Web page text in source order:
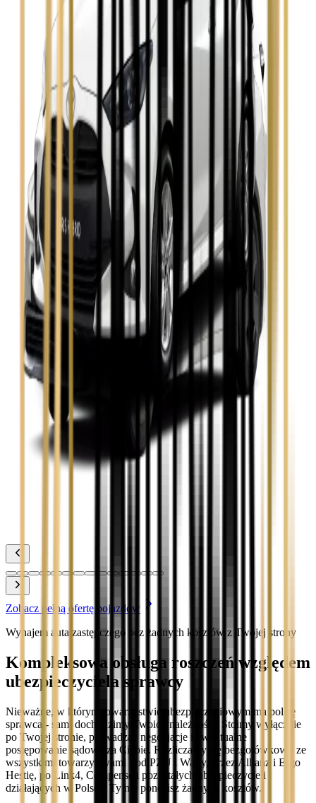
Opel Insignia
Seat Leon
Skoda Fabia
Zobacz
Skoda Kamiq
Zobacz
Skoda Octavia
Zobacz
Toyota Avensis
Zobacz
Toyota Camry
Zobacz
Toyota Corolla
Toyota Prius
Zobacz pełną ofertę pojazdów
Wynajem auta zastępczego bez żadnych kosztów z Twojej strony
Kompleksowa obsługa roszczeń względem
ubezpieczyciela sprawcy
Nieważne, w którym towarzystwie ubezpieczeniowym ma polisę
sprawca - sami dochodzimy Twoich należności. Stoimy wyłącznie
po Twojej stronie, prowadząc negocjacje i ewentualne
postępowanie sądowe za Ciebie. Rozliczamy się bezgotówkowo ze
wszystkimi towarzystwami - od PZU i Warty, przez Allianz i Ergo
Hestię, po Link4, Compensę i pozostałych ubezpieczycieli
działających w Polsce. Ty nie ponosisz żadnych kosztów.